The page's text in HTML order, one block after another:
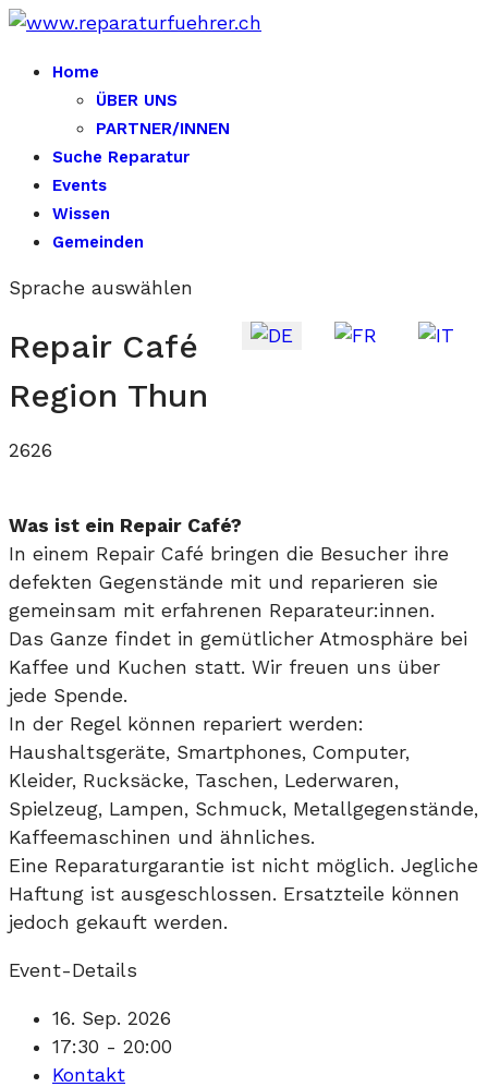
Home
ÜBER UNS
PARTNER/INNEN
Suche Reparatur
Events
Wissen
Gemeinden
Sprache auswählen
Repair Café
Region Thun
2626
Was ist ein Repair Café?
In einem Repair Café bringen die Besucher ihre
defekten Gegenstände mit und reparieren sie
gemeinsam mit erfahrenen Reparateur:innen.
Das Ganze findet in gemütlicher Atmosphäre bei
Kaffee und Kuchen statt. Wir freuen uns über
jede Spende.
In der Regel können repariert werden:
Haushaltsgeräte, Smartphones, Computer,
Kleider, Rucksäcke, Taschen, Lederwaren,
Spielzeug, Lampen, Schmuck, Metallgegenstände,
Kaffeemaschinen und ähnliches.
Eine Reparaturgarantie ist nicht möglich. Jegliche
Haftung ist ausgeschlossen. Ersatzteile können
jedoch gekauft werden.
Event-Details
16. Sep. 2026
17:30 - 20:00
Kontakt